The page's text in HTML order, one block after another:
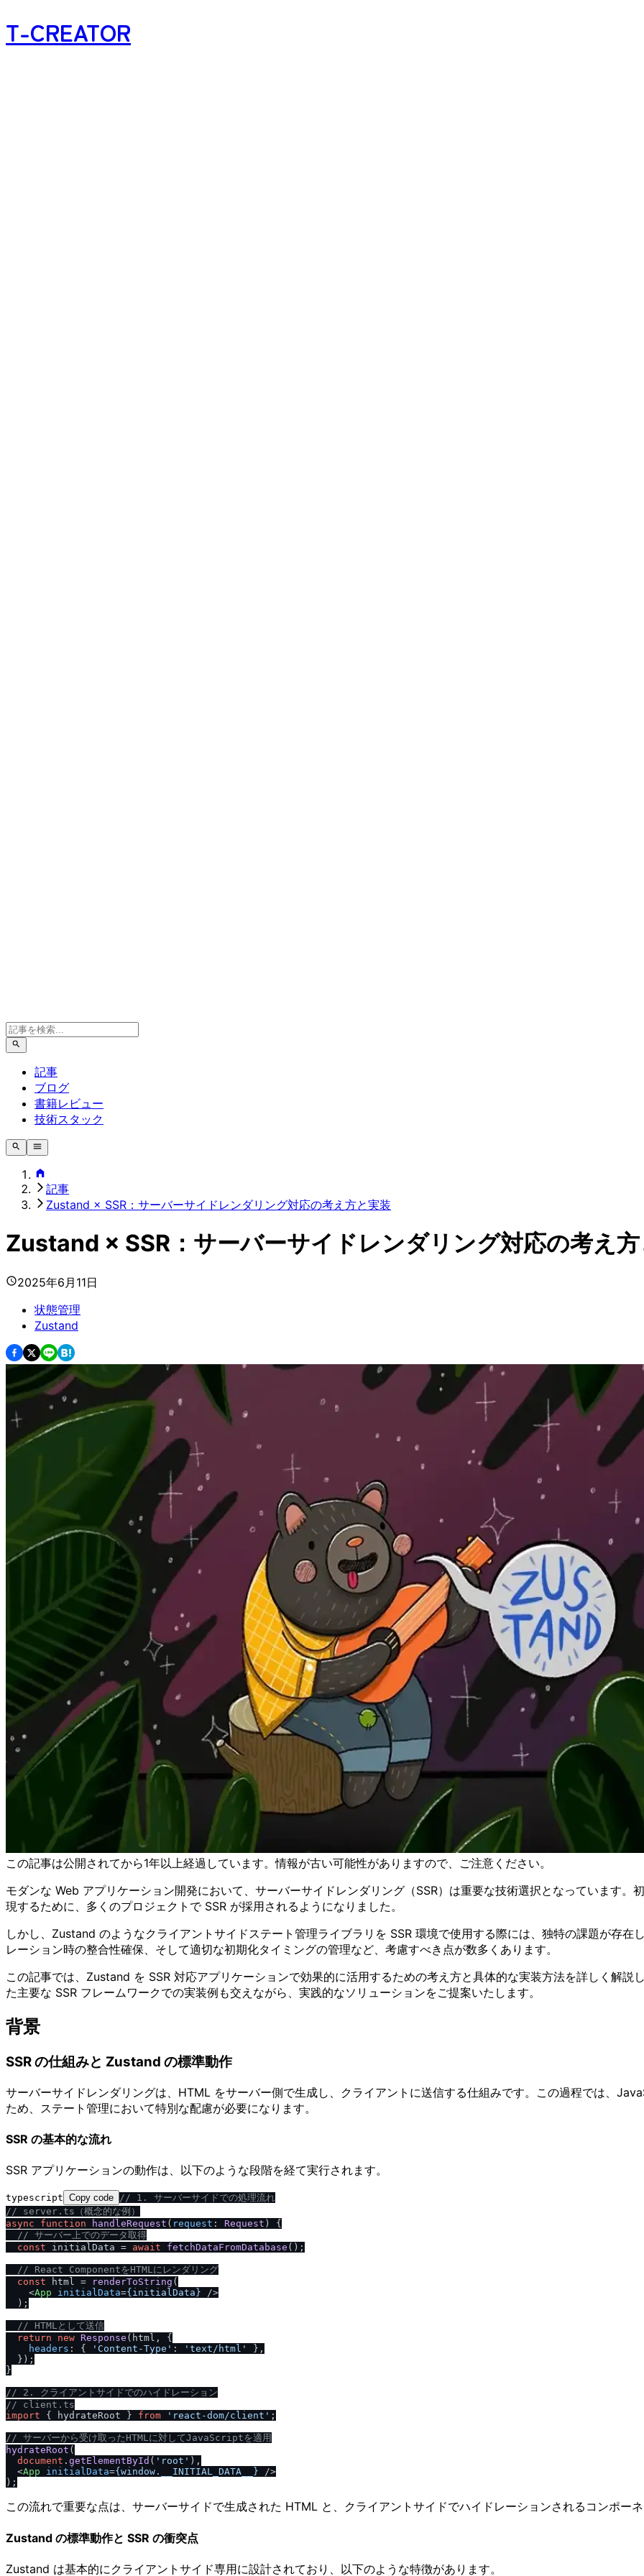
T-CREATOR
記事
ブログ
書籍レビュー
技術スタック
記事
Zustand × SSR：サーバーサイドレンダリング対応の考え方と実装
Zustand × SSR：サーバーサイドレンダリング対応の考え
2025年6月11日
状態管理
Zustand
この記事は公開されてから1年以上経過しています。情報が古い可能性がありますので、ご注意ください。
モダンな Web アプリケーション開発において、サーバーサイドレンダリング（SSR）は重要な技術選択となっています。
現するために、多くのプロジェクトで SSR が採用されるようになりました。
しかし、Zustand のようなクライアントサイドステート管理ライブラリを SSR 環境で使用する際には、独特の課題が存
レーション時の整合性確保、そして適切な初期化タイミングの管理など、考慮すべき点が数多くあります。
この記事では、Zustand を SSR 対応アプリケーションで効果的に活用するための考え方と具体的な実装方法を詳しく解
た主要な SSR フレームワークでの実装例も交えながら、実践的なソリューションをご提案いたします。
背景
SSR の仕組みと Zustand の標準動作
サーバーサイドレンダリングは、HTML をサーバー側で生成し、クライアントに送信する仕組みです。この過程では、
ため、ステート管理において特別な配慮が必要になります。
SSR の基本的な流れ
SSR アプリケーションの動作は、以下のような段階を経て実行されます。
typescript Copy code // 1. サーバーサイドでの処理流れ
// server.ts（概念的な例）
async
function handleRequest ( request : Request ) {
// サーバー上でのデータ取得
const initialData = await fetchDataFromDatabase ();
// React ComponentをHTMLにレンダリング
const html = renderToString (
<App initialData={initialData} />
  );
// HTMLとして送信
return
new Response (html, {
headers : { 'Content-Type' : 'text/ html'
},
  });
}
// 2. クライアントサイドでのハイドレーション
// client.ts
import { hydrateRoot } from 'react-dom/client' ;
// サーバーから受け取ったHTMLに対してJavaScriptを適用
hydrateRoot (
document . getElementById ( 'root' ),
<App initialData={window.__INITIAL_DATA__} />
この流れで重要な点は、サーバーサイドで生成された HTML と、クライアントサイドでハイドレーションされるコンポー
Zustand の標準動作と SSR の衝突点
Zustand は基本的にクライアントサイド専用に設計されており、以下のような特徴があります。